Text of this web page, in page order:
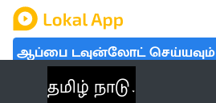
ஆப்பை டவுன்லோட் செய்யவும்
தமிழ் நாடு